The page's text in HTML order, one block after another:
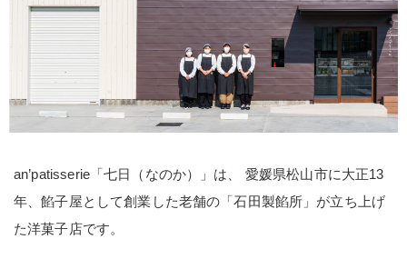
an’patisserie「七日（なのか）」は、 愛媛県松山市に大正13
年、餡子屋として創業した老舗の「石田製餡所」が立ち上げ
た洋菓子店です。